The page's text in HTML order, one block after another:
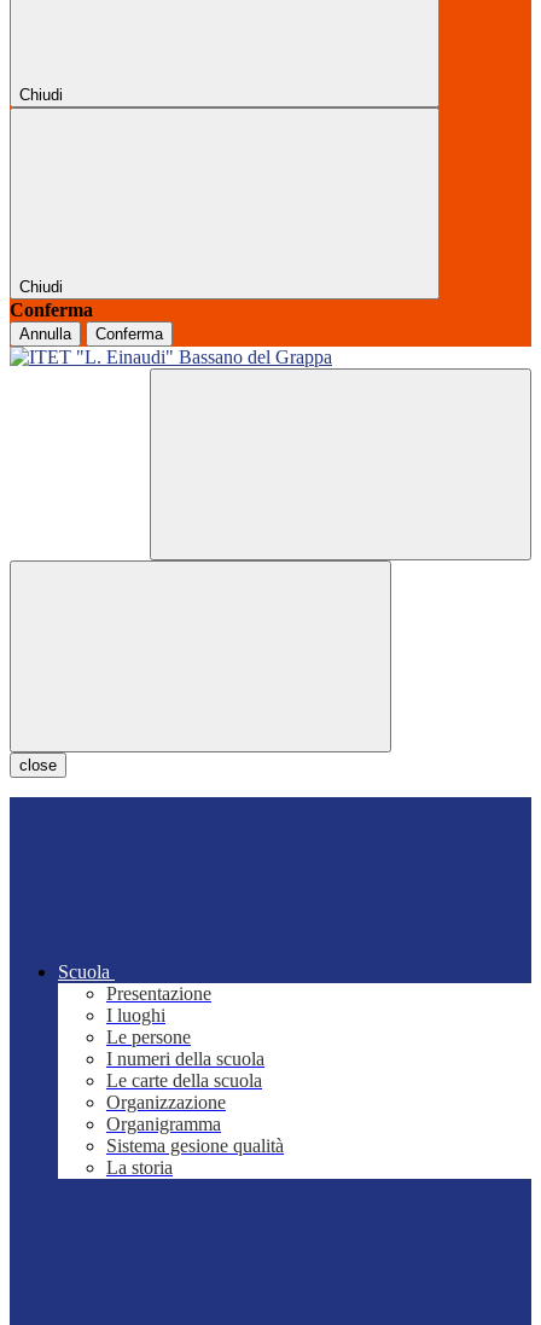
Chiudi
Chiudi
Conferma
Annulla Conferma
close
Scuola
Presentazione
I luoghi
Le persone
I numeri della scuola
Le carte della scuola
Organizzazione
Organigramma
Sistema gesione qualità
La storia